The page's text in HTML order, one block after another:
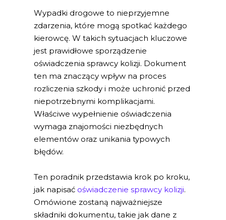
Wypadki drogowe to nieprzyjemne
zdarzenia, które mogą spotkać każdego
kierowcę. W takich sytuacjach kluczowe
jest prawidłowe sporządzenie
oświadczenia sprawcy kolizji. Dokument
ten ma znaczący wpływ na proces
rozliczenia szkody i może uchronić przed
niepotrzebnymi komplikacjami.
Właściwe wypełnienie oświadczenia
wymaga znajomości niezbędnych
elementów oraz unikania typowych
błędów.
Ten poradnik przedstawia krok po kroku,
jak napisać oświadczenie sprawcy kolizji.
Omówione zostaną najważniejsze
składniki dokumentu, takie jak dane z